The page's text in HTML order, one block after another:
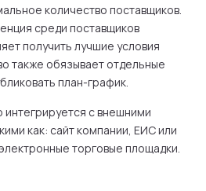
количество поставщиков.
среди поставщиков
получить лучшие условия
также обязывает отдельные
план-график.
с внешними
как: сайт компании, ЕИС или
торговые площадки.